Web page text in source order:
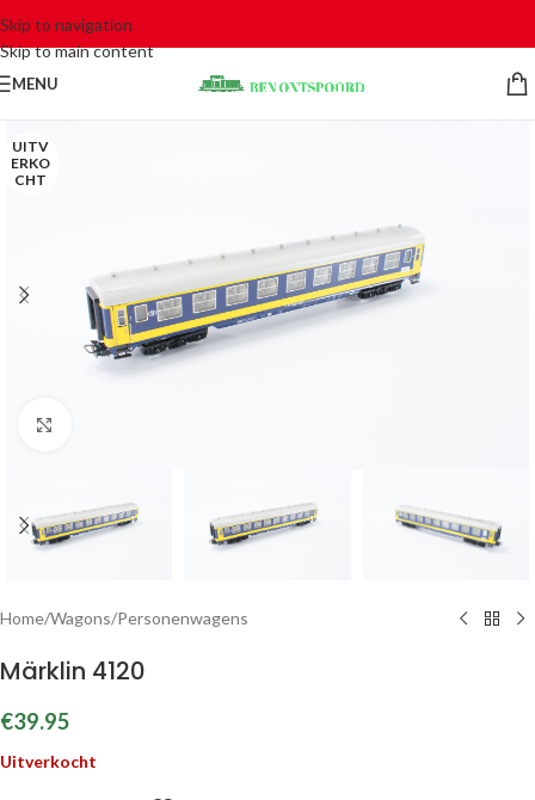
Skip to navigation
Skip to main content
MENU
UITV
ERKO
CHT
Home/Wagons/Personenwagens
Märklin 4120
€39.95
Uitverkocht